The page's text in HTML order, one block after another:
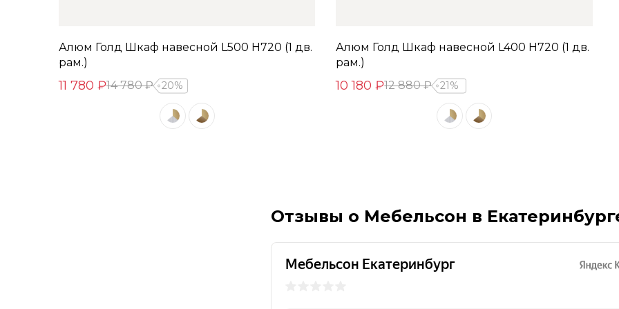
Алюм Голд Шкаф навесной L500 Н720 (1 дв.
рам.)
11 780 ₽14 780 ₽ 20%
Алюм Голд Шкаф навесной L400 Н720 (1 дв.
рам.)
10 180 ₽12 880 ₽ 21%
Отзывы о Мебельсон в